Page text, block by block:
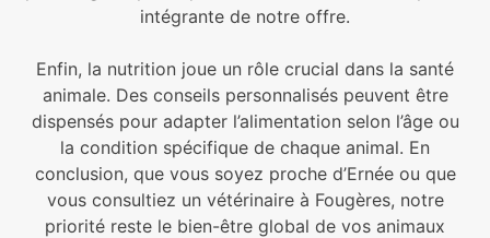
intégrante de notre offre.
Enfin, la nutrition joue un rôle crucial dans la santé
animale. Des conseils personnalisés peuvent être
dispensés pour adapter l’alimentation selon l’âge ou
la condition spécifique de chaque animal. En
conclusion, que vous soyez proche d’Ernée ou que
vous consultiez un vétérinaire à Fougères, notre
priorité reste le bien-être global de vos animaux